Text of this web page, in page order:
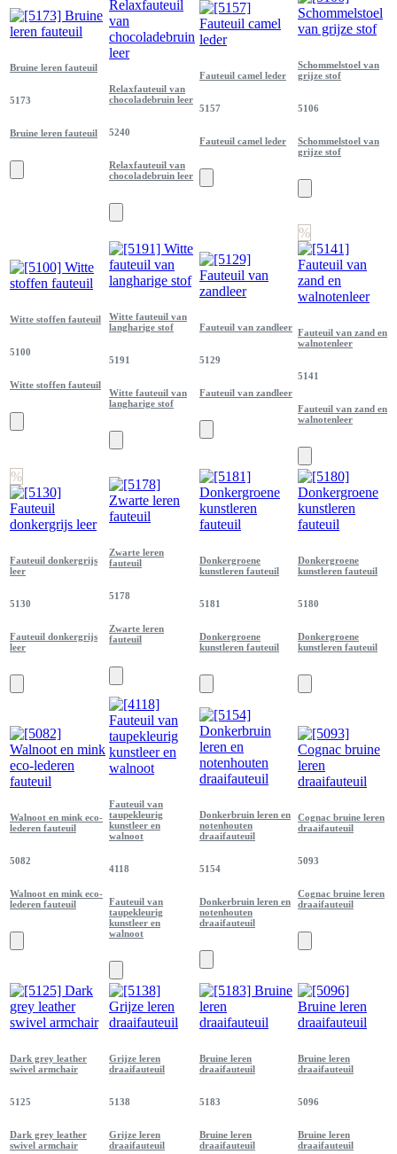
Bruine leren fauteuil
5173
Bruine leren fauteuil
Relaxfauteuil van
chocoladebruin leer
5240
Relaxfauteuil van
chocoladebruin leer
Fauteuil camel leder
5157
Fauteuil camel leder
Schommelstoel van
grijze stof
5106
Schommelstoel van
grijze stof
Witte stoffen fauteuil
5100
Witte stoffen fauteuil
Witte fauteuil van
langharige stof
5191
Witte fauteuil van
langharige stof
Fauteuil van zandleer
5129
Fauteuil van zandleer
%
Fauteuil van zand en
walnotenleer
5141
Fauteuil van zand en
walnotenleer
%
Fauteuil donkergrijs
leer
5130
Fauteuil donkergrijs
leer
Zwarte leren
fauteuil
5178
Zwarte leren
fauteuil
Donkergroene
kunstleren fauteuil
5181
Donkergroene
kunstleren fauteuil
Donkergroene
kunstleren fauteuil
5180
Donkergroene
kunstleren fauteuil
Walnoot en mink eco-
lederen fauteuil
5082
Walnoot en mink eco-
lederen fauteuil
Fauteuil van
taupekleurig
kunstleer en
walnoot
4118
Fauteuil van
taupekleurig
kunstleer en
walnoot
Donkerbruin leren en
notenhouten
draaifauteuil
5154
Donkerbruin leren en
notenhouten
draaifauteuil
Cognac bruine leren
draaifauteuil
5093
Cognac bruine leren
draaifauteuil
Dark grey leather
swivel armchair
5125
Dark grey leather
swivel armchair
Grijze leren
draaifauteuil
5138
Grijze leren
draaifauteuil
Bruine leren
draaifauteuil
5183
Bruine leren
draaifauteuil
Bruine leren
draaifauteuil
5096
Bruine leren
draaifauteuil